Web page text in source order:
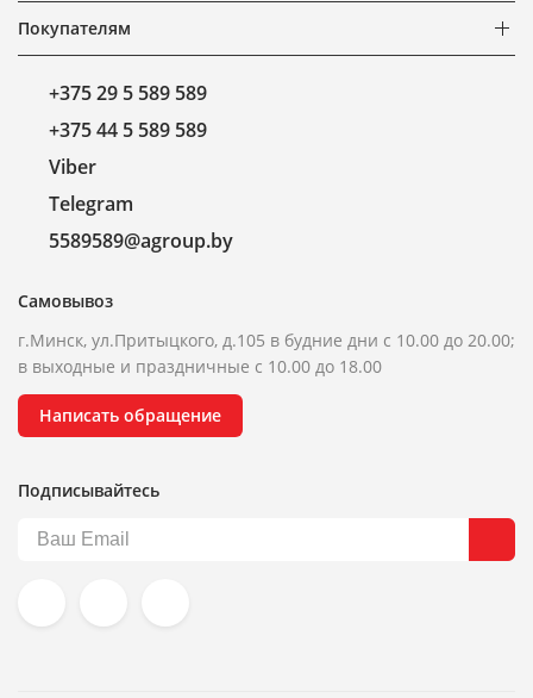
Покупателям
+375 29 5 589 589
+375 44 5 589 589
Viber
Telegram
5589589@agroup.by
Самовывоз
г.Минск, ул.Притыцкого, д.105 в будние дни с 10.00 до 20.00;
в выходные и праздничные с 10.00 до 18.00
Написать обращение
Подписывайтесь